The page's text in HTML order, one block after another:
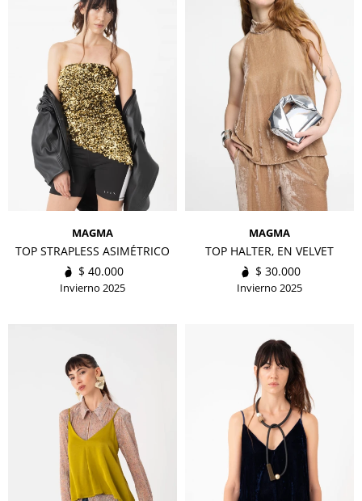
MAGMA
TOP STRAPLESS ASIMÉTRICO
$ 40.000
Invierno 2025
MAGMA
TOP HALTER, EN VELVET
$ 30.000
Invierno 2025